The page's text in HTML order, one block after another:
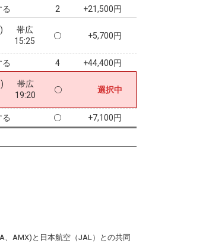
2 +21,500円
帯広
15:25
+5,700円
4 +44,400円
帯広
19:20
選択中
+7,100円
、AMX)と日本航空（JAL）との共同